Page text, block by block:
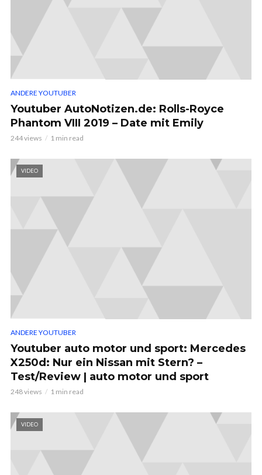
ANDERE YOUTUBER
Youtuber AutoNotizen.de: Rolls-Royce
Phantom VIII 2019 – Date mit Emily
244 views 1 min read
VIDEO
ANDERE YOUTUBER
Youtuber auto motor und sport: Mercedes
X250d: Nur ein Nissan mit Stern? –
Test/Review | auto motor und sport
248 views 1 min read
VIDEO